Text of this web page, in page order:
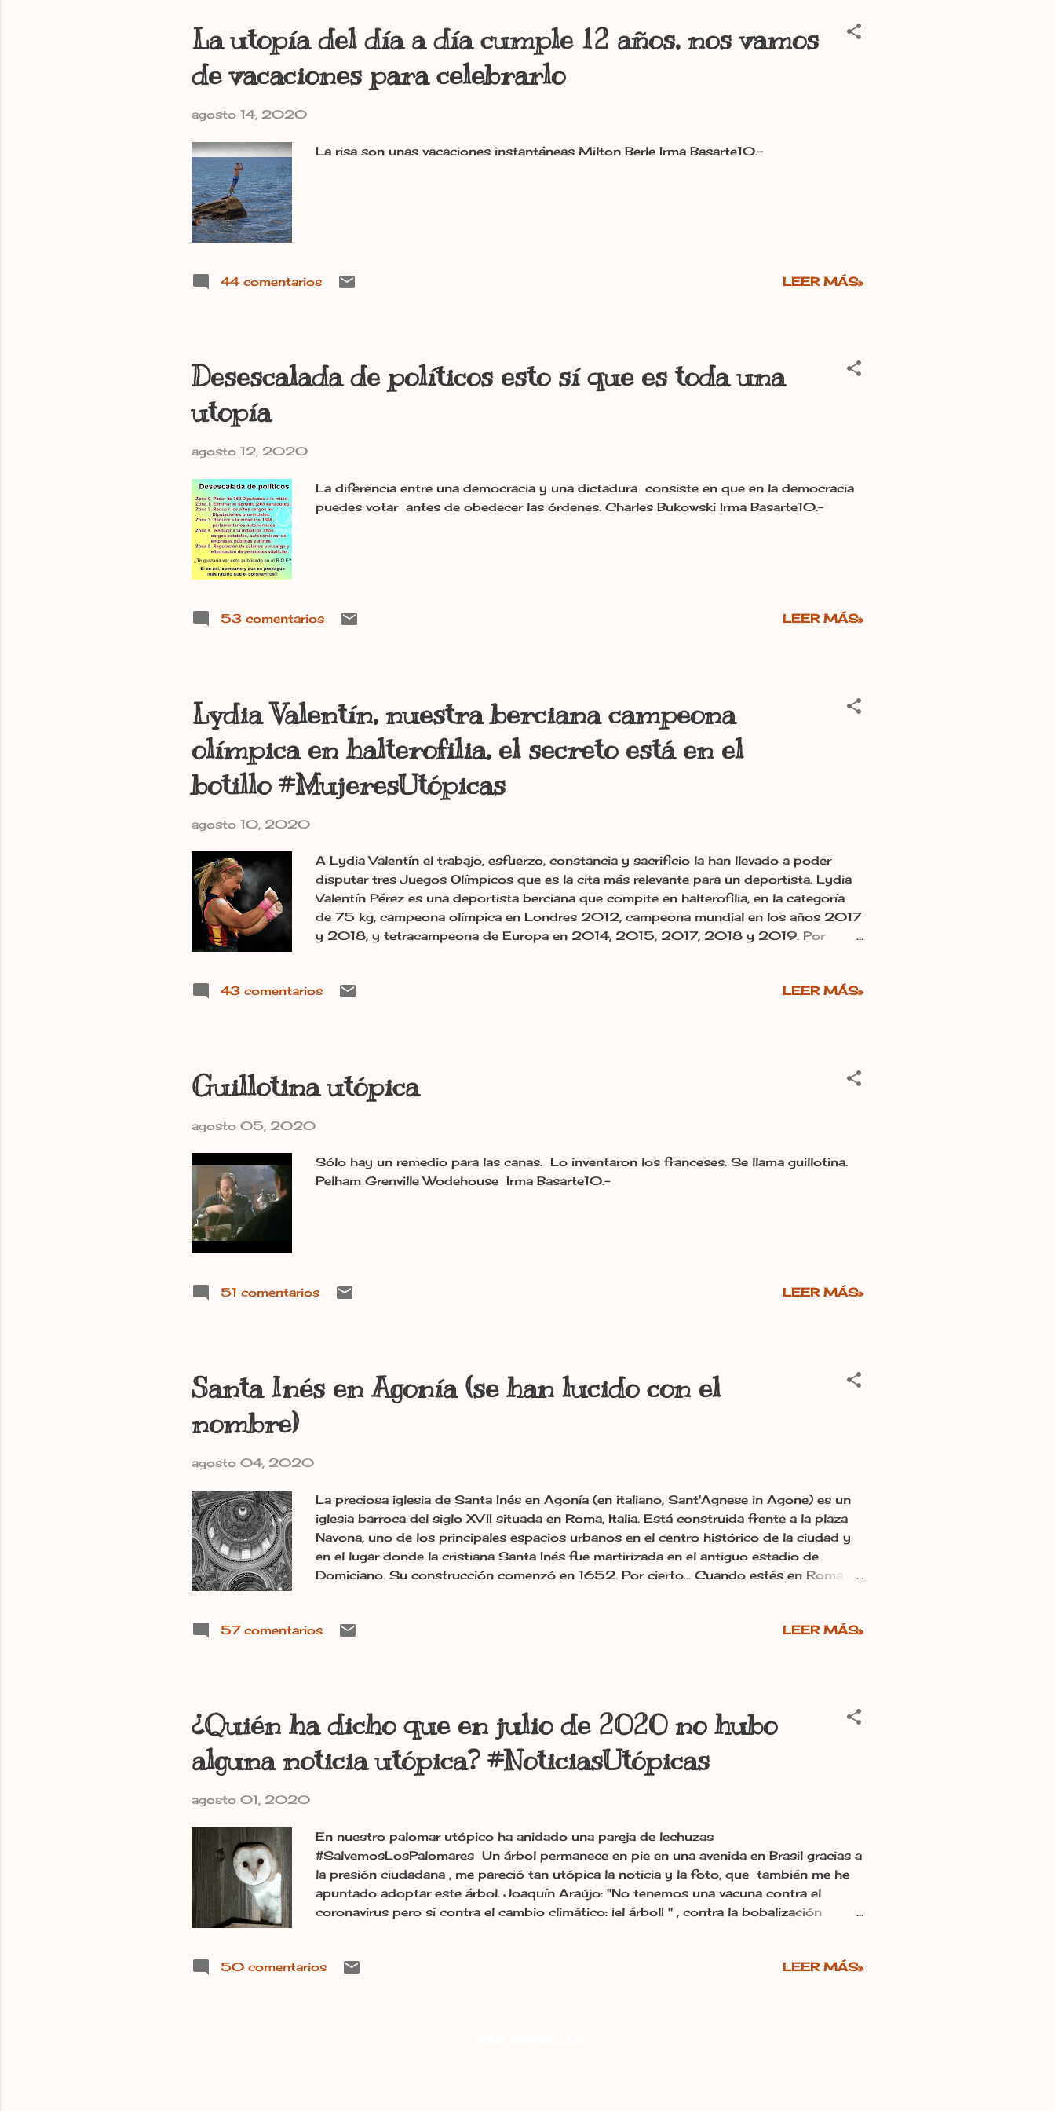
La utopía del día a día cumple 12 años, nos vamos
de vacaciones para celebrarlo
agosto 14, 2020
La risa son unas vacaciones instantáneas Milton Berle Irma Basarte10.-
44 comentarios LEER MÁS»
Desescalada de políticos esto sí que es toda una
utopía
agosto 12, 2020
La diferencia entre una democracia y una dictadura consiste en que en la democracia
puedes votar antes de obedecer las órdenes. Charles Bukowski Irma Basarte10.-
53 comentarios LEER MÁS»
Lydia Valentín, nuestra berciana campeona
olímpica en halterofilia, el secreto está en el
botillo #MujeresUtópicas
agosto 10, 2020
A Lydia Valentín el trabajo, esfuerzo, constancia y sacrificio la han llevado a poder
disputar tres Juegos Olímpicos que es la cita más relevante para un deportista. Lydia
Valentín Pérez es una deportista berciana que compite en halterofilia, en la categoría
de 75 kg,​ campeona olímpica en Londres 2012,​ campeona mundial en los años 2017​
y 2018, y tetracampeona de Europa en 2014, 2015, 2017​, 2018 y 2019. Por
manzanas reinetas, los pimientos, el botillo y la cecina. ¿A usted además la alimentaron
43 comentarios LEER MÁS»
Guillotina utópica
agosto 05, 2020
Sólo hay un remedio para las canas. Lo inventaron los franceses. Se llama guillotina.
Pelham Grenville Wodehouse Irma Basarte10.-
51 comentarios LEER MÁS»
Santa Inés en Agonía (se han lucido con el
nombre)
agosto 04, 2020
La preciosa iglesia de Santa Inés en Agonía (en italiano, Sant'Agnese in Agone) es un
iglesia barroca del siglo XVII situada en Roma, Italia. Está construida frente a la plaza
Navona, uno de los principales espacios urbanos en el centro histórico de la ciudad y
en el lugar donde la cristiana Santa Inés fue martirizada en el antiguo estadio de
Domiciano. Su construcción comenzó en 1652. Por cierto... Cuando estés en Roma
57 comentarios LEER MÁS»
¿Quién ha dicho que en julio de 2020 no hubo
alguna noticia utópica? #NoticiasUtópicas
agosto 01, 2020
En nuestro palomar utópico ha anidado una pareja de lechuzas
#SalvemosLosPalomares Un árbol permanece en pie en una avenida en Brasil gracias a
la presión ciudadana , me pareció tan utópica la noticia y la foto, que también me he
apuntado adoptar este árbol. Joaquín Araújo: "No tenemos una vacuna contra el
coronavirus pero sí contra el cambio climático: ¡el árbol! " , contra la bobalización
los mejores fines de semana. El molino de Las Puentes deja de estar abandonado a su
50 comentarios LEER MÁS»